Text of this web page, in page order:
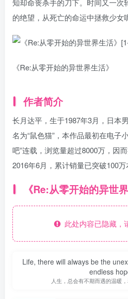
知却命丧杀手的刀下。时间又一
的绝望，从死亡的命运中拯救少女
《Re:从零开始的异世界生活》
作者简介
长月达平，生于1987年3月，日本
名为“鼠色猫”，本作品最初在电子
吧”连载，浏览量超过8000万，因
2016年6月，累计销量已突破100万
《Re:从零开始的异世
此处内容已隐藏，
Life, there will always be the
endless
人生，总会有不期而遇的温暖